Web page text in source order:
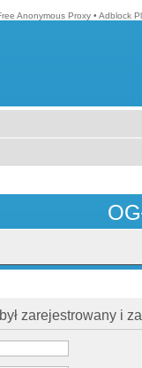
Anonymous Proxy • Adblock
zarejestrowany i